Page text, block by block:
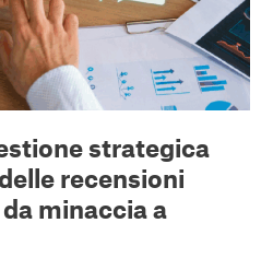
strategica
recensioni
minaccia a